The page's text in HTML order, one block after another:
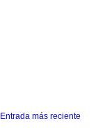
Entrada más reciente